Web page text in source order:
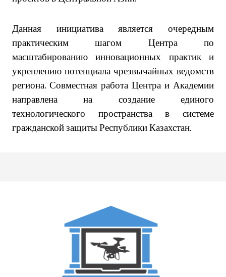
Данная инициатива является очередным
практическим шагом Центра по
масштабированию инновационных практик и
укреплению потенциала чрезвычайных ведомств
региона. Совместная работа Центра и Академии
направлена на создание единого
технологического пространства в системе
гражданской защиты Республики Казахстан.